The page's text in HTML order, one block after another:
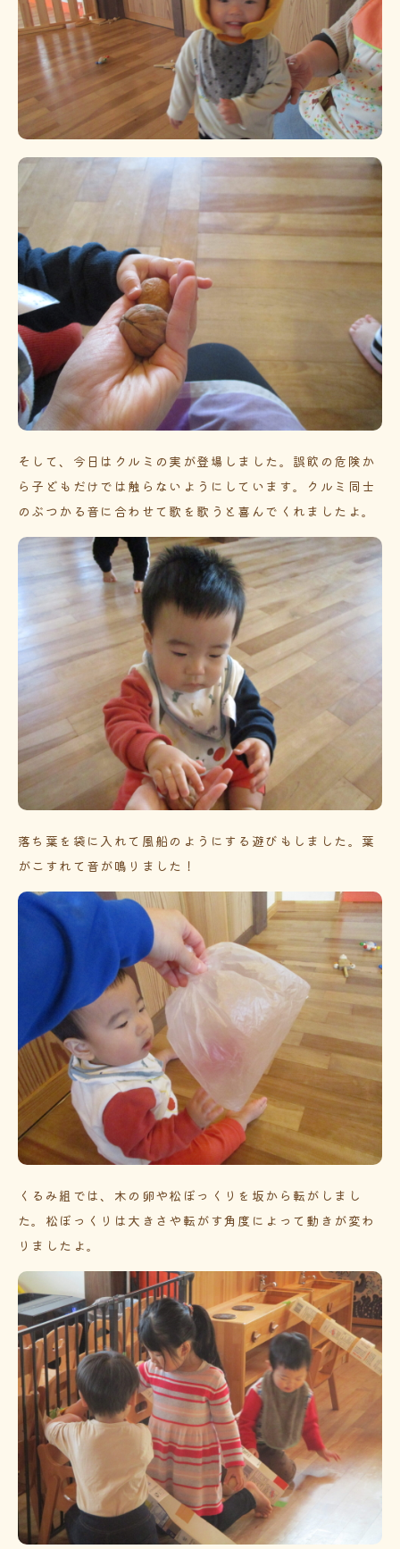
そして、今日はクルミの実が登場しました。誤飲の危険か
ら子どもだけでは触らないようにしています。クルミ同士
のぶつかる音に合わせて歌を歌うと喜んでくれましたよ。
落ち葉を袋に入れて風船のようにする遊びもしました。葉
がこすれて音が鳴りました！
くるみ組では、木の卵や松ぼっくりを坂から転がしまし
た。松ぼっくりは大きさや転がす角度によって動きが変わ
りましたよ。